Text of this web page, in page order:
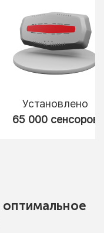
Установлено
65 000 сенсоров
оптимальное